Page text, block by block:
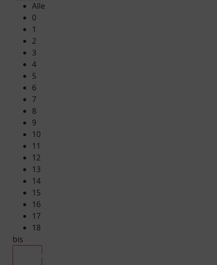
Alle
0
1
2
3
4
5
6
7
8
9
10
11
12
13
14
15
16
17
18
bis